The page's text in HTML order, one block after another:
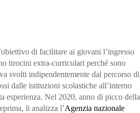
di facilitare ai giovani l’ingresso
tirocini extra-curriculari perché sono
svolti indipendentemente dal percorso di
dalle istituzioni scolastiche all’interno
esperienza. Nel 2020, anno di picco della
li analizza l’Agenzia nazionale